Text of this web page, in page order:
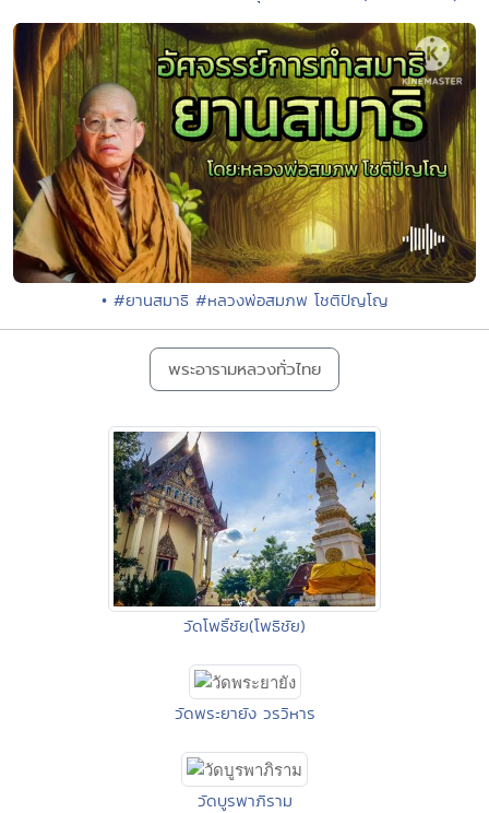
• #ยานสมาธิ #หลวงพ่อสมภพ โชติปัญโญ
พระอารามหลวงทั่วไทย
วัดโพธิ์ชัย(โพธิชัย)
วัดพระยายัง วรวิหาร
วัดบูรพาภิราม